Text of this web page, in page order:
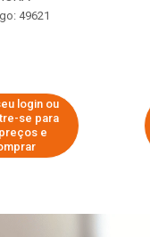
49621
login ou
se para
e